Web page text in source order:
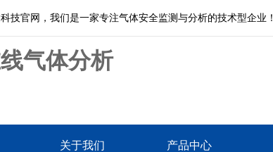
技官网，我们是一家专注气体安全监测与分析的技术型企业！
关于我们 产品中心